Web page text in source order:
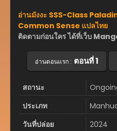
อ่านมังงะ SSS-Class
Common Sense แปลไทย
ติดตามก่อนใคร ได้ที่เว็บ
อ่านตอนแรก : ตอนที่ 1
สถานะ
ประเภท
วันที่ปล่อย
2024